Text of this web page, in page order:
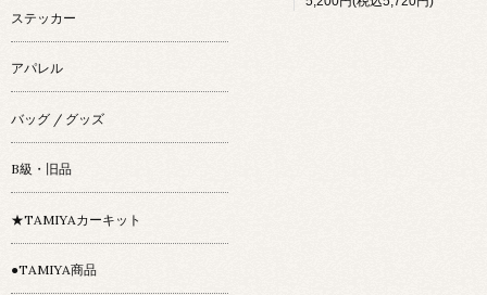
ステッカー
アパレル
バッグ / グッズ
B級・旧品
★TAMIYAカーキット
●TAMIYA商品